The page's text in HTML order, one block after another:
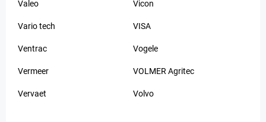
Valeo
Vario tech
Ventrac
Vermeer
Vervaet
Vicon
VISA
Vogele
VOLMER Agritec
Volvo